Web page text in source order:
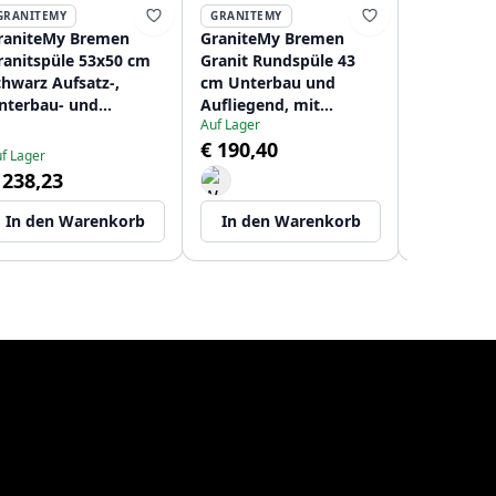
Bremen
53x50 cm
Aufsatz-,
und
MIT
Lager
In den Warenkorb
GRANITEMY
GraniteMy Bremen
Granit Rundspüle 43
cm Unterbau und
Aufliegend, mit
Hahnloch, mit
Edelstahlstecker
1208953206
Auf Lager
€ 190,40
In den Warenkorb